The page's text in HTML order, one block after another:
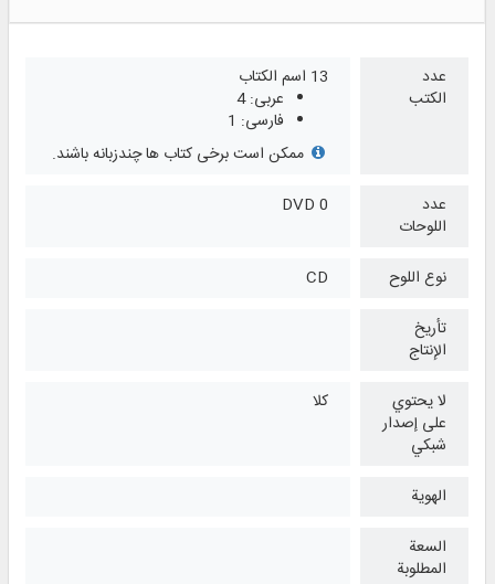
عدد
الكتب
13 اسم الكتاب
عربی: 4
فارسی: 1
ممکن است برخی کتاب ها چندزبانه باشند.
عدد
اللوحات
0 DVD
نوع اللوح
CD
تأريخ
الإنتاج
لا يحتوي
على إصدار
شبكي
كلا
الهوية
السعة
المطلوبة